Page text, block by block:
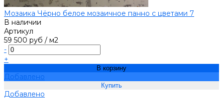
Мозаика Чёрно белое мозаичное панно с цветами 7
В наличии
Артикул
59 500 руб / м2
-
+
В корзину
Добавлено
Добавлено